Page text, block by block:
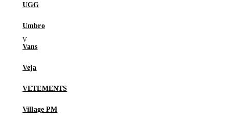
UGG
Umbro
Vans
Veja
VETEMENTS
Village PM